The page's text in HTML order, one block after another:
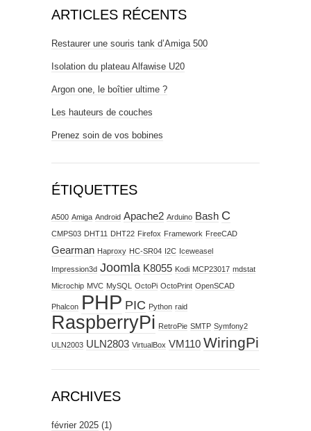
ARTICLES RÉCENTS
Restaurer une souris tank d’Amiga 500
Isolation du plateau Alfawise U20
Argon one, le boîtier ultime ?
Les hauteurs de couches
Prenez soin de vos bobines
ÉTIQUETTES
A500 Amiga Android Apache2 Arduino Bash C
CMPS03 DHT11 DHT22 Firefox Framework FreeCAD
Gearman Haproxy HC-SR04 I2C Iceweasel
Impression3d Joomla K8055 Kodi MCP23017 mdstat
Microchip MVC MySQL OctoPi OctoPrint OpenSCAD
Phalcon PHP PIC Python raid
RaspberryPi RetroPie SMTP Symfony2
ULN2003 ULN2803 VirtualBox VM110 WiringPi
ARCHIVES
février 2025 (1)